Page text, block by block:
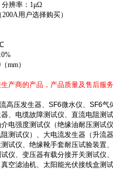
辨率：1μΩ
用户选择购买）
mm）
产商的产品，产品质量及售后服务
高压发生器、SF6微水仪、SF6气
、电缆故障测试仪、直流电阻测
电强度测试仪（绝缘油耐压测试
测试仪）、大电流发生器（升流
试仪、绝缘靴手套耐压试验装置
仪、变压器有载分接开关测试仪
空滤油机、太阳能光伏接线盒测